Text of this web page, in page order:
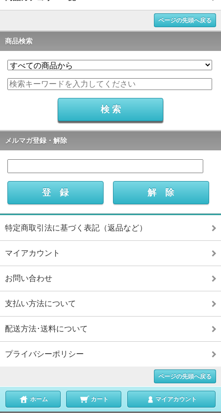
ページの先頭へ戻る
商品検索
メルマガ登録・解除
特定商取引法に基づく表記（返品など）
マイアカウント
お問い合わせ
支払い方法について
配送方法･送料について
プライバシーポリシー
ページの先頭へ戻る
ホーム カート マイアカウント